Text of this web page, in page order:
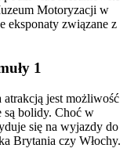
Motoryzacji w
eksponaty związane z
1
jest możliwość
bolidy. Choć w
się na wyjazdy do
Brytania czy Włochy.